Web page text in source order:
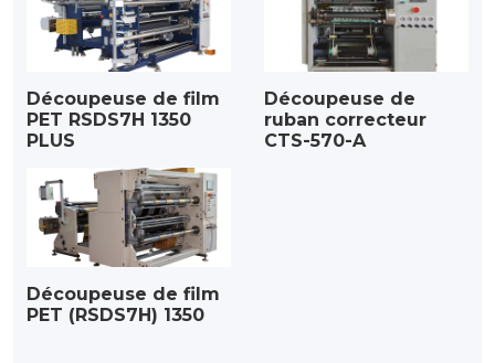
Découpeuse de film
PET RSDS7H 1350
PLUS
Découpeuse de
ruban correcteur
CTS-570-A
Découpeuse de film
PET (RSDS7H) 1350